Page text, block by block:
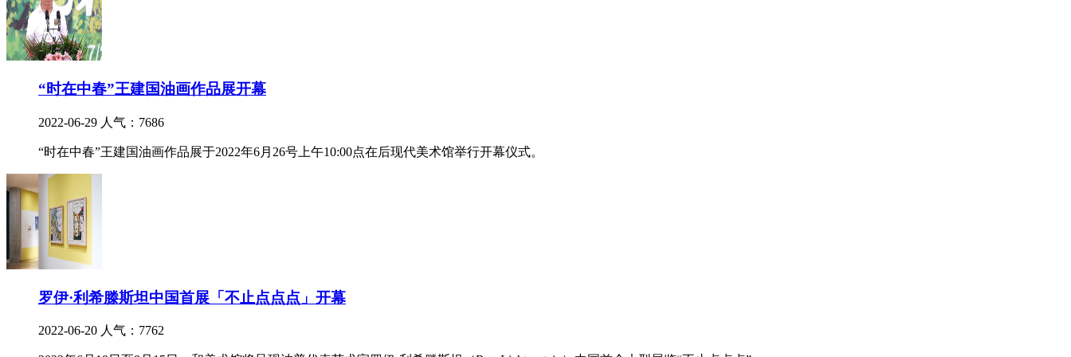
“时在中春”王建国油画作品展开幕
2022-06-29 人气：7686
“时在中春”王建国油画作品展于2022年6月26号上午10:00点在后现代美术馆举行开幕仪式。
罗伊·利希滕斯坦中国首展「不止点点点」开幕
2022-06-20 人气：7762